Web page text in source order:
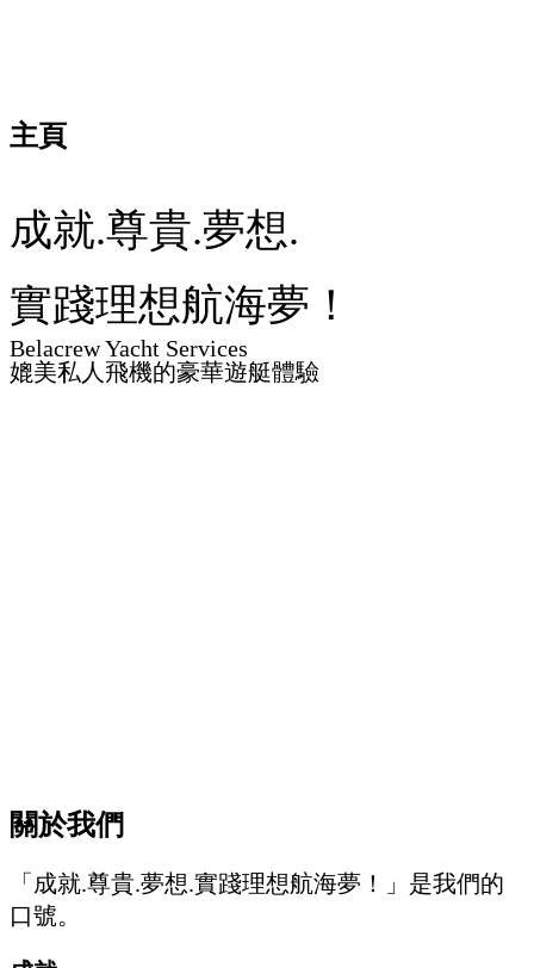
主頁
成就.尊貴.夢想.
實踐理想航海夢！
Belacrew Yacht Services
媲美私人飛機的豪華遊艇體驗
關於我們
「成就.尊貴.夢想.實踐理想航海夢！」是我們的
口號。